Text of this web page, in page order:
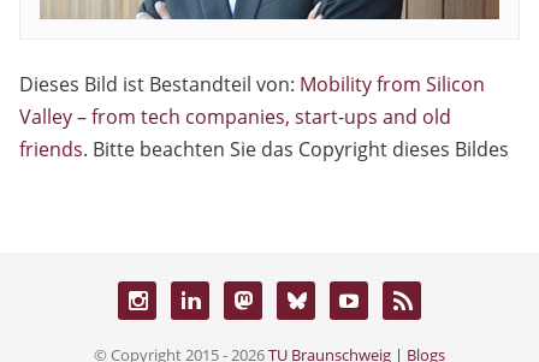
Dieses Bild ist Bestandteil von: Mobility from Silicon
Valley – from tech companies, start-ups and old
friends. Bitte beachten Sie das Copyright dieses Bildes
© Copyright 2015 - 2026TU Braunschweig | Blogs